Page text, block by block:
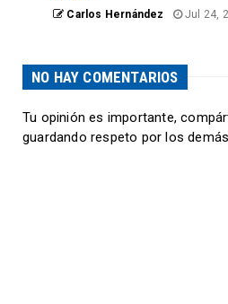
Carlos Hernández Jul 24,
NO HAY COMENTARIOS
Tu opinión es importante,
guardando respeto por los